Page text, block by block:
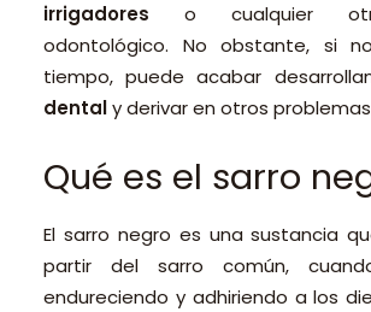
irrigadores o cualquier
odontológico. No obstante, si
tiempo, puede acabar
dentaly derivar en otros
Qué es el sarro
El sarro negro es una sustancia
partir del sarro común,
endureciendo y adhiriendo a los